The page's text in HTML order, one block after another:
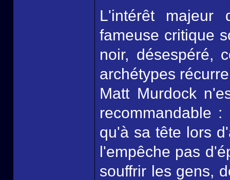
L'intérêt majeur
fameuse critique
noir, désespéré,
archétypes
Matt Murdock
recommandable
qu'à sa tête lors
l'empêche pas
souffrir les gens,